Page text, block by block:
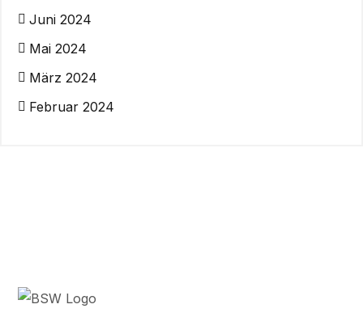
Juni 2024
Mai 2024
März 2024
Februar 2024